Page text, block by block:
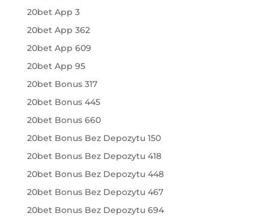
20bet App 3
20bet App 362
20bet App 609
20bet App 95
20bet Bonus 317
20bet Bonus 445
20bet Bonus 660
20bet Bonus Bez Depozytu 150
20bet Bonus Bez Depozytu 418
20bet Bonus Bez Depozytu 448
20bet Bonus Bez Depozytu 467
20bet Bonus Bez Depozytu 694